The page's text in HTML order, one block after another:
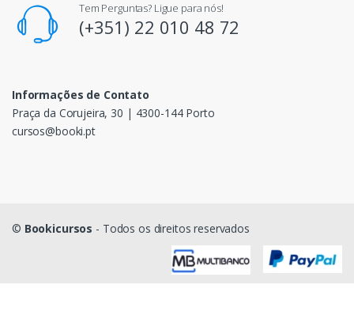
Tem Perguntas? Ligue para nós!
(+351) 22 010 48 72
Informações de Contato
Praça da Corujeira, 30 | 4300-144 Porto
cursos@booki.pt
© Bookicursos - Todos os direitos reservados